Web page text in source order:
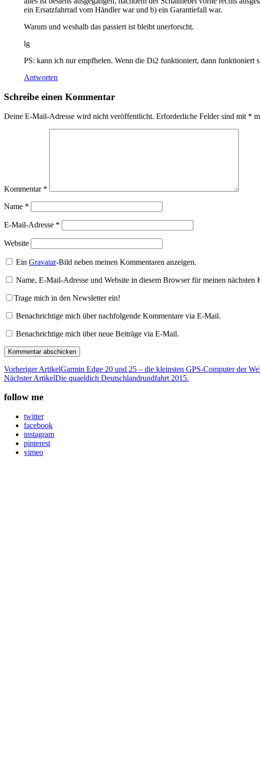
ein Ersatzfahrrad vom Händler war und b) ein Garantiefall war.
Warum und weshalb das passiert ist bleibt unerforscht.
lg
PS: kann ich nur empfhelen. Wenn die Di2 funktioniert, dann funktioniert
Antworten
Schreibe einen Kommentar
Deine E-Mail-Adresse wird nicht veröffentlicht. Erforderliche Felder sind mit *
Kommentar *
Name *
E-Mail-Adresse *
Website
EinGravatar-Bild neben meinen Kommentaren anzeigen.
Name, E-Mail-Adresse und Website in diesem Browser für meinen nächsten
Trage mich in den Newsletter ein!
Benachrichtige mich über nachfolgende Kommentare via E-Mail.
Benachrichtige mich über neue Beiträge via E-Mail.
Vorheriger ArtikelGarmin Edge 20 und 25 – die kleinsten GPS-Computer der
Nächster ArtikelDie quaeldich Deutschlandrundfahrt 2015.
follow me
twitter
facebook
instagram
pinterest
vimeo